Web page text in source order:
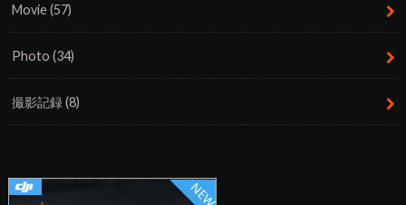
Movie(57)
Photo(34)
撮影記録(8)